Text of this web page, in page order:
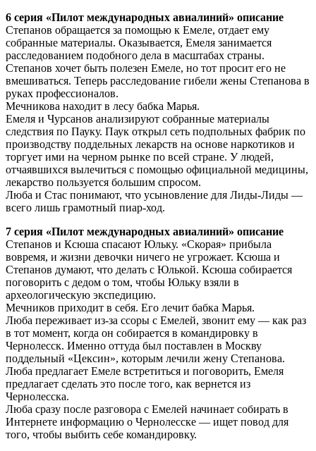
6 серия «Пилот международных авиалиний» описание
Степанов обращается за помощью к Емеле, отдает ему
собранные материалы. Оказывается, Емеля занимается
расследованием подобного дела в масштабах страны.
Степанов хочет быть полезен Емеле, но тот просит его не
вмешиваться. Теперь расследование гибели жены Степанова в
руках профессионалов.
Мечникова находит в лесу бабка Марья.
Емеля и Чурсанов анализируют собранные материалы
следствия по Пауку. Паук открыл сеть подпольных фабрик по
производству поддельных лекарств на основе наркотиков и
торгует ими на черном рынке по всей стране. У людей,
отчаявшихся вылечиться с помощью официальной медицины,
лекарство пользуется большим спросом.
Люба и Стас понимают, что усыновление для Лиды-Лиды —
всего лишь грамотный пиар-ход.
7 серия «Пилот международных авиалиний» описание
Степанов и Ксюша спасают Юльку. «Скорая» прибыла
вовремя, и жизни девочки ничего не угрожает. Ксюша и
Степанов думают, что делать с Юлькой. Ксюша собирается
поговорить с дедом о том, чтобы Юльку взяли в
археологическую экспедицию.
Мечников приходит в себя. Его лечит бабка Марья.
Люба переживает из-за ссоры с Емелей, звонит ему — как раз
в тот момент, когда он собирается в командировку в
Чернолесск. Именно оттуда был поставлен в Москву
поддельный «Цексин», которым лечили жену Степанова.
Люба предлагает Емеле встретиться и поговорить, Емеля
предлагает сделать это после того, как вернется из
Чернолесска.
Люба сразу после разговора с Емелей начинает собирать в
Интернете информацию о Чернолесске — ищет повод для
того, чтобы выбить себе командировку.